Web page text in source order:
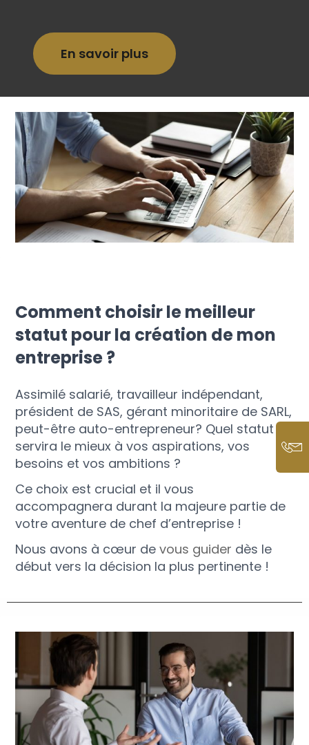
En savoir plus
Comment choisir le meilleur
statut pour la création de mon
entreprise ?
Assimilé salarié, travailleur indépendant,
président de SAS, gérant minoritaire de SARL,
peut-être auto-entrepreneur? Quel statut
servira le mieux à vos aspirations, vos
besoins et vos ambitions ?
Ce choix est crucial et il vous
accompagnera durant la majeure partie de
votre aventure de chef d’entreprise !
Nous avons à cœur de vous guider dès le
début vers la décision la plus pertinente !